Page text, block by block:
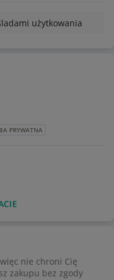
Kurtka ma ślady
na ramieniu sa 3 małe
i liczne zadrapania
takie jakieś wyblakło
widoczne, trzeba sie
- no, ale są. Z
cm
użytkowania
PRYWATNA
nie chroni Cię
zakupu bez zgody